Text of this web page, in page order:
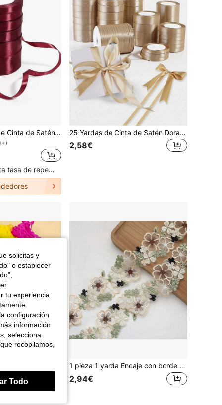
25 Yardas/Rollo de Cinta de Satén Burdeos, Tela Brillante Sólida, Adecuada para Invitaciones de Boda DIY, Ramos de Novia, Envoltura de Regalos, Decoraciones de Fiesta, Manualidades de Costura, Accesorios para Ramos de Novia, Decoraciones de Boda
Clientes con alta tasa de repetición
25 Yardas de Cinta de Satén Dorado Champán por Rollo, Hecha de Tela Premium Brillante, Suave y Duradera, Elástica y Reutilizable, Ideal para Envolver Regalos, Manualidades DIY, Ramos de Boda, Coronas y Decoraciones de Costura para el Día de San Valentín, Proporcionando Accesorios Decorativos Elegantes para Entusiastas de las Manualidades, Planificadores de Bodas y Creación de Regalos Festivos
2,58€
1 pieza 1 yarda Encaje con borde bordado, accesorio de vestimenta para vestido, falda, vestido de novia, ancho 6.5cm
2,94€
solicitas y
o establecer
tu experiencia
configuración
información
selecciona
recopilamos,
Todo